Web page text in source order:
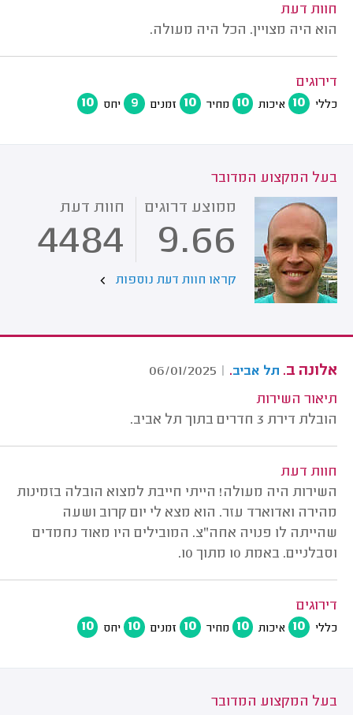
חוות דעת
הוא היה מצויין. הכל היה מעולה.
דירוגים
כללי 10 איכות 10 מחיר 10 זמנים 9 יחס 10
בעל המקצוע המדובר
ממוצע דרוגים
9.66
חוות דעת
4484
קראו חוות דעת נוספות
אלונה ב. תל אביב.
|
06/01/2025
תיאור השירות
הובלת דירת 3 חדרים בתוך תל אביב.
חוות דעת
השירות היה מעולה! הייתי חייבת למצוא הובלה בזמינות
מהירה ואדוארד עזר. הוא מצא לי יום קרוב ושעה
שהייתה לו פנויה אחה"צ. המובילים היו מאוד נחמדים
וסבלניים. באמת 10 מתוך 10.
דירוגים
כללי 10 איכות 10 מחיר 10 זמנים 10 יחס 10
בעל המקצוע המדובר